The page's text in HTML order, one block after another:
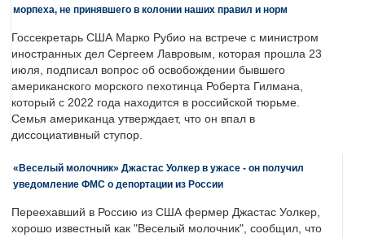
морпеха, не принявшего в колонии наших правил и норм
Госсекретарь США Марко Рубио на встрече с министром
иностранных дел Сергеем Лавровым, которая прошла 23
июля, подписал вопрос об освобождении бывшего
американского морского пехотинца Роберта Гилмана,
который с 2022 года находится в российской тюрьме.
Семья американца утверждает, что он впал в
диссоциативный ступор.
«Веселый молочник» Джастас Уолкер в ужасе - он получил
уведомление ФМС о депортации из России
Переехавший в Россию из США фермер Джастас Уолкер,
хорошо известный как "Веселый молочник", сообщил, что